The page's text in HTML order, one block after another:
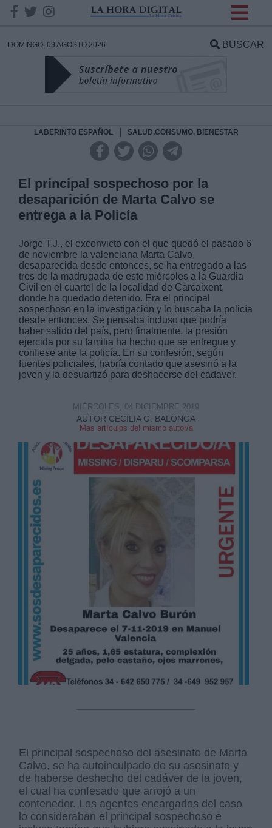
DOMINGO, 09 AGOSTO 2026 BUSCAR
LABERINTO ESPAÑOL SALUD,CONSUMO, BIENESTAR
El principal sospechoso por la
desaparición de Marta Calvo se
entrega a la Policía
Jorge T.J., el exconvicto con el que quedó el pasado 6
de noviembre la valenciana Marta Calvo,
desaparecida desde entonces, se ha entregado a las
tres de la madrugada de este miércoles a la Guardia
Civil en el cuartel de la localidad de Carcaixent,
donde ha quedado detenido. Era el principal
sospechoso en la investigación y lo buscaba la policía
desde entonces. Se pensaba incluso que podría
haber salido del país, pero finalmente, la presión
ejercida por su familia ha hecho que se entregue y
confiese ante la policía. En su confesión, según
fuentes policiales, habría contado que asesinó a la
joven y la desuartizó para deshacerse del cadaver.
AUTOR CECILIA G. BALONGA
Mas artículos del mismo autor/a
MIÉRCOLES, 04 DICIEMBRE 2019
El principal sospechoso del asesinato de Marta
Calvo, se ha autoinculpado de su asesinato y
de haberse deshecho del cadáver de la joven,
el cual ha confesado que arrojó a un
contenedor. Los agentes encargados del caso
lo consideraban el principal sospechoso e
DATOS
Responsable:
Legitimación:
Destinatarios:
Derechos:
Información adicional